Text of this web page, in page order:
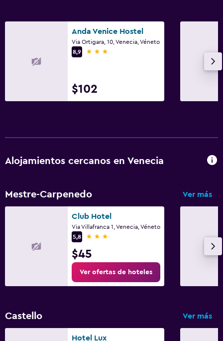
Anda Venice Hostel
Via Ortigara, 10, Venecia, Véneto
8,9
3 estrellas
$102
Alojamientos cercanos en Venecia
Mestre-Carpenedo Ver más
Club Hotel
Via Villafranca 1, Venecia, Véneto
5,8
3 estrellas
$45
Ver ofertas de hoteles
Castello Ver más
Hotel Lux